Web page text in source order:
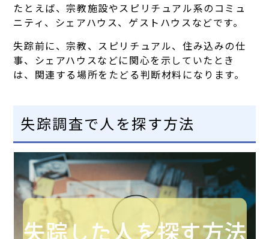
たとえば、宗教施設やスピリチュアル系のコミュ
ニティ、シェアハウス、ゲストハウスなどです。
失踪前に、宗教、スピリチュアル、住み込みの仕
事、シェアハウスなどに関心を示していたとき
は、関連する場所をたどる判断材料になります。
失踪調査で人を探す方法